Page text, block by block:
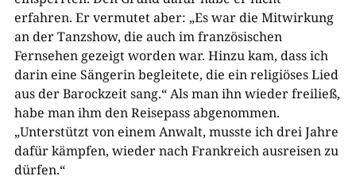
erfahren. Er vermutet aber: „Es war die Mitwirkung
an der Tanzshow, die auch im französischen
Fernsehen gezeigt worden war. Hinzu kam, dass ich
darin eine Sängerin begleitete, die ein religiöses Lied
aus der Barockzeit sang.“ Als man ihn wieder freiließ,
habe man ihm den Reisepass abgenommen.
„Unterstützt von einem Anwalt, musste ich drei Jahre
dafür kämpfen, wieder nach Frankreich ausreisen zu
dürfen.“